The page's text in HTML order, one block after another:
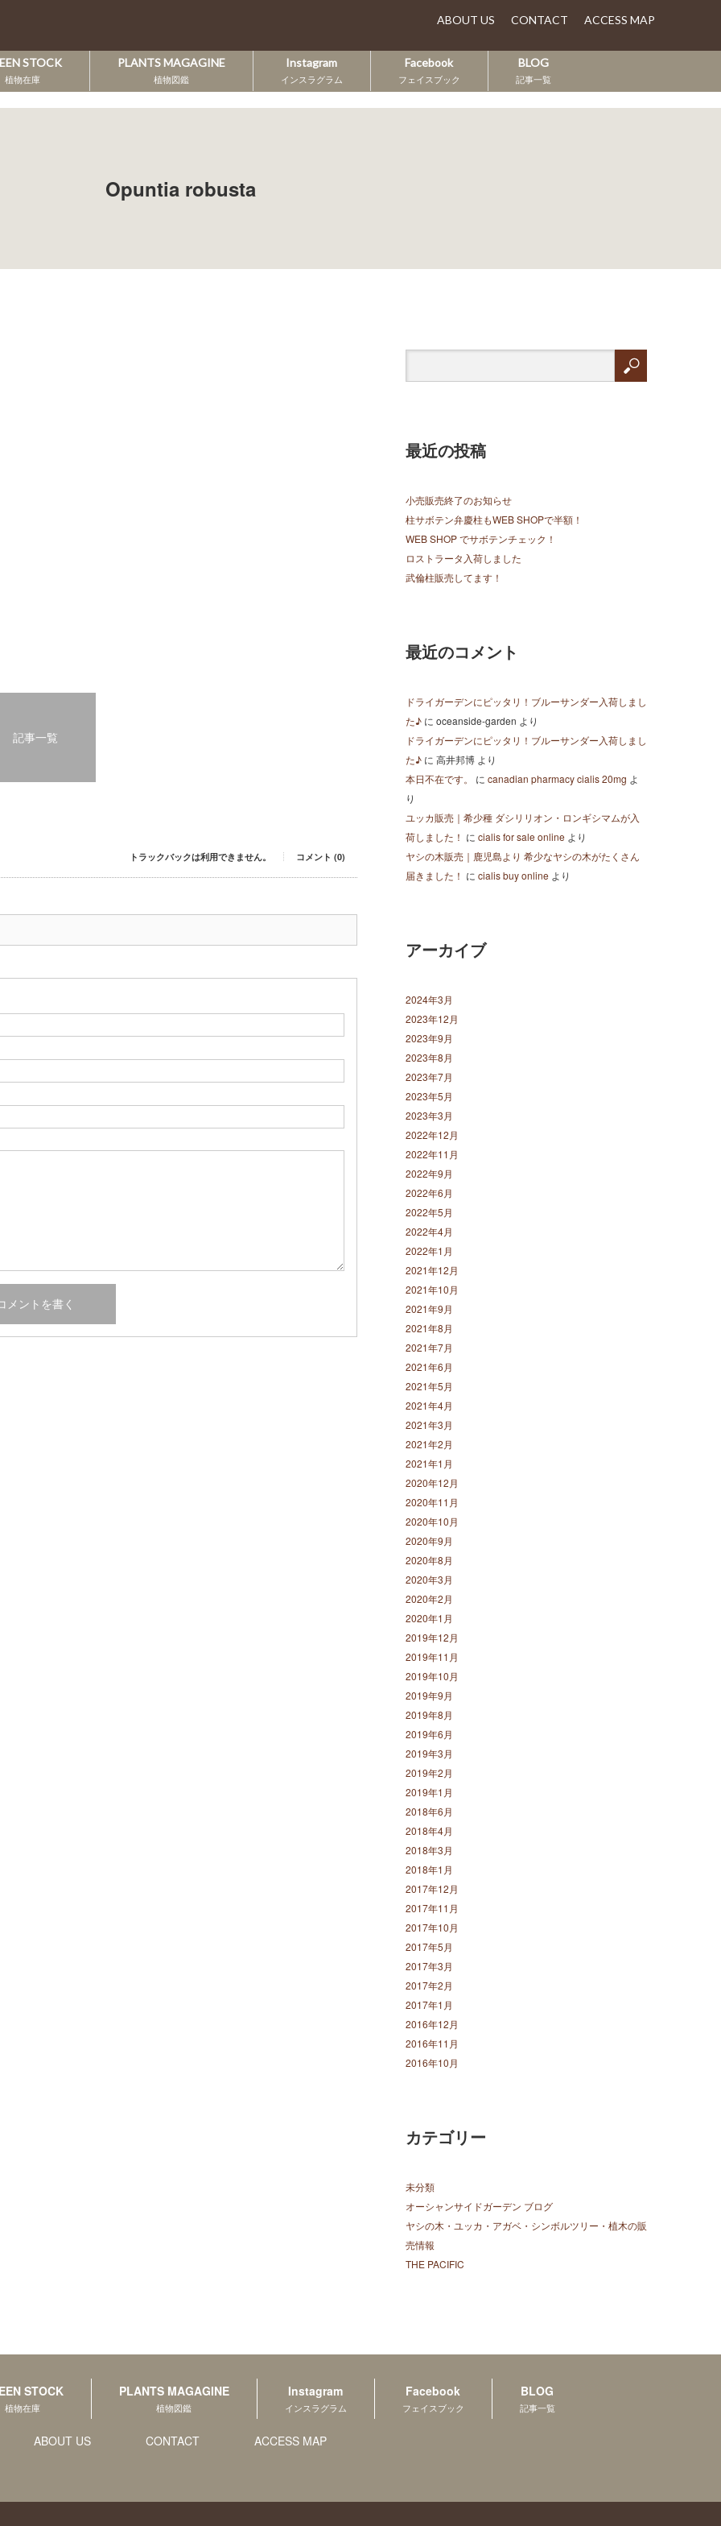
ABOUT US CONTACT ACCESS MAP
STOCK
植物在庫
PLANTS MAGAGINE
植物図鑑
Instagram
インスラグラム
Facebook
フェイスブック
BLOG
記事一覧
Opuntia robusta
記事一覧
トラックバックは利用できません。 コメント (0)
最近の投稿
小売販売終了のお知らせ
柱サボテン弁慶柱もWEB SHOPで半額！
WEB SHOP でサボテンチェック！
ロストラータ入荷しました
武倫柱販売してます！
最近のコメント
ドライガーデンにピッタリ！ブルーサンダー入荷しまし
た♪ に oceanside-garden より
ドライガーデンにピッタリ！ブルーサンダー入荷しまし
た♪ に 高井邦博 より
本日不在です。
に canadian pharmacy cialis 20mg よ
り
ユッカ販売｜希少種 ダシリリオン・ロンギシマムが入
荷しました！ に cialis for sale online より
ヤシの木販売｜鹿児島より 希少なヤシの木がたくさん
届きました！ に cialis buy online より
アーカイブ
2024年3月
2023年12月
2023年9月
2023年8月
2023年7月
2023年5月
2023年3月
2022年12月
2022年11月
2022年9月
2022年6月
2022年5月
2022年4月
2022年1月
2021年12月
2021年10月
2021年9月
2021年8月
2021年7月
2021年6月
2021年5月
2021年4月
2021年3月
2021年2月
2021年1月
2020年12月
2020年11月
2020年10月
2020年9月
2020年8月
2020年3月
2020年2月
2020年1月
2019年12月
2019年11月
2019年10月
2019年9月
2019年8月
2019年6月
2019年3月
2019年2月
2019年1月
2018年6月
2018年4月
2018年3月
2018年1月
2017年12月
2017年11月
2017年10月
2017年5月
2017年3月
2017年2月
2017年1月
2016年12月
2016年11月
2016年10月
カテゴリー
未分類
オーシャンサイドガーデン ブログ
ヤシの木・ユッカ・アガベ・シンボルツリー・植木の販
売情報
THE PACIFIC
STOCK
植物在庫
PLANTS MAGAGINE
植物図鑑
Instagram
インスラグラム
Facebook
フェイスブック
BLOG
記事一覧
ABOUT US CONTACT ACCESS MAP